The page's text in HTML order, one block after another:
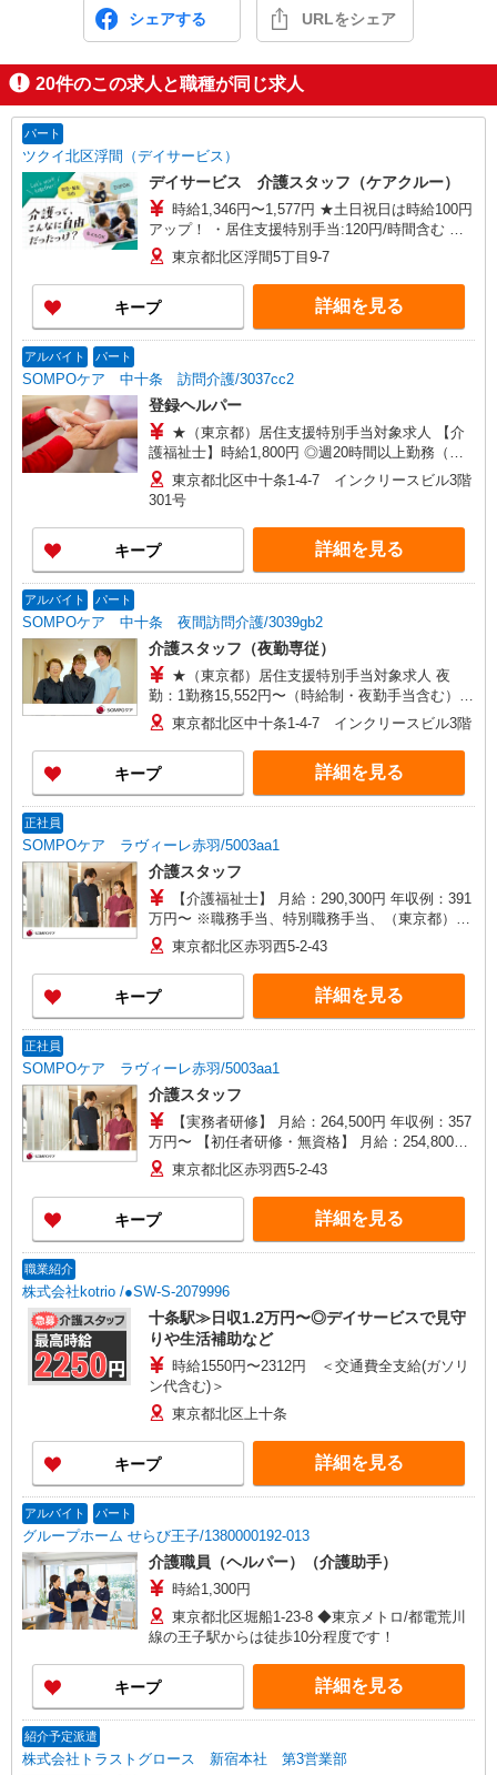
シェアする URLをシェア
20件のこの求人と職種が同じ求人
パート
ツクイ北区浮間（デイサービス）
デイサービス 介護スタッフ（ケアクルー）
時給1,346円〜1,577円 ★土日祝日は時給100円
アップ！ ・居住支援特別手当:120円/時間含む ※
給与幅は資格・経験等による
東京都北区浮間5丁目9-7
キープ 詳細を見る
アルバイト パート
SOMPOケア 中十条 訪問介護/3037cc2
登録ヘルパー
★（東京都）居住支援特別手当対象求人 【介
護福祉士】時給1,800円 ◎週20時間以上勤務（社
保加入者）の場合は時給1,850円 ＊早朝夜間（〜8
時、18時〜）：時給2,250円〜 ＊日曜祝日：時給
2,100円〜 【実務者研修・初任者研修（ヘルパー1
級・2級）】時給1,720円 ◎週20時間以上勤務（社
保加入者）の場合は時給1,770円 ＊早朝夜間（〜8
時、18時〜）：時給2,150円〜 ＊日曜祝日：時給
ンセル手当：職務時給の60％支給 ※居住支援特別
手当は勤続5年目までの方はさらに時給＋50円（再
入社者は除く）
東京都北区中十条1-4-7 インクリースビル3階
301号
キープ 詳細を見る
アルバイト パート
SOMPOケア 中十条 夜間訪問介護/3039gb2
介護スタッフ（夜勤専従）
★（東京都）居住支援特別手当対象求人 夜
勤：1勤務15,552円〜（時給制・夜勤手当含む）
時給：1,444円 ◎週20時間以上勤務（社保加入
者）の場合は時給：1,494円 ※居住支援特別手当
は勤続5年目までの方はさらに時給＋50円（再入社
者は除く）
東京都北区中十条1-4-7 インクリースビル3階
キープ 詳細を見る
正社員
SOMPOケア ラヴィーレ赤羽/5003aa1
介護スタッフ
【介護福祉士】 月給：290,300円 年収例：391
万円〜 ※職務手当、特別職務手当、（東京都）居
住支援特別手当、働きがい向上手当、日祝手当
（月平均2回分）、夜勤手当（月平均4回分）等、
毎月平均的に支払われる手当を含みます。 ※居住
支援特別手当は勤続5年目までの方はさらに1万円
支給（再入社は除く） ◎賞与：基本給2.08ヶ月分/
分〜）
東京都北区赤羽西5-2-43
キープ 詳細を見る
正社員
SOMPOケア ラヴィーレ赤羽/5003aa1
介護スタッフ
【実務者研修】 月給：264,500円 年収例：357
万円〜 【初任者研修・無資格】 月給：254,800円
年収例：347万円〜 ※職務手当、（東京都）居住
支援特別手当、日祝手当（月平均2回分）、夜勤手
当（月平均4回分）等、毎月平均的に支払われる手
当を含みます。 ※居住支援特別手当は勤続5年目
までの方はさらに1万円支給（再入社は除く） ◎
間外手当支給（超過1分〜）
東京都北区赤羽西5-2-43
キープ 詳細を見る
職業紹介
株式会社kotrio /●SW-S-2079996
十条駅≫日収1.2万円〜◎デイサービスで見守
りや生活補助など
時給1550円〜2312円 ＜交通費全支給(ガソリ
ン代含む)＞
東京都北区上十条
キープ 詳細を見る
アルバイト パート
グループホーム せらび王子/1380000192-013
介護職員（ヘルパー）（介護助手）
時給1,300円
東京都北区堀船1-23-8 ◆東京メトロ/都電荒川
線の王子駅からは徒歩10分程度です！
キープ 詳細を見る
紹介予定派遣
株式会社トラストグロース 新宿本社 第3営業部